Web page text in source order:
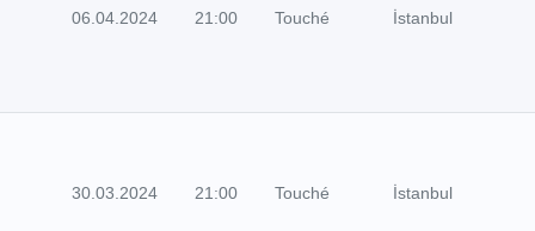
06.04.2024 21:00 Touché İstanbul
30.03.2024 21:00 Touché İstanbul